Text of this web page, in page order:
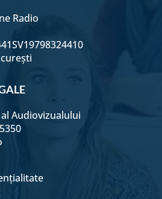
Radio
Audiovizualului